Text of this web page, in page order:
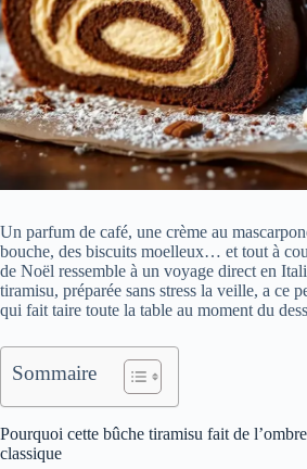
Un parfum de café, une crème au
bouche, des biscuits moelleux… et tout à
de Noël ressemble à un voyage direct en
tiramisu, préparée sans stress la veille, a ce
qui fait taire toute la table au moment du
Sommaire
Pourquoi cette bûche tiramisu fait de
classique